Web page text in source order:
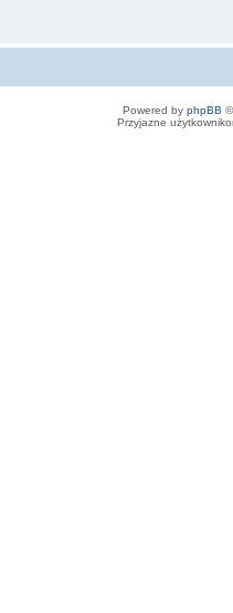
Powered by phpBB
Przyjazne